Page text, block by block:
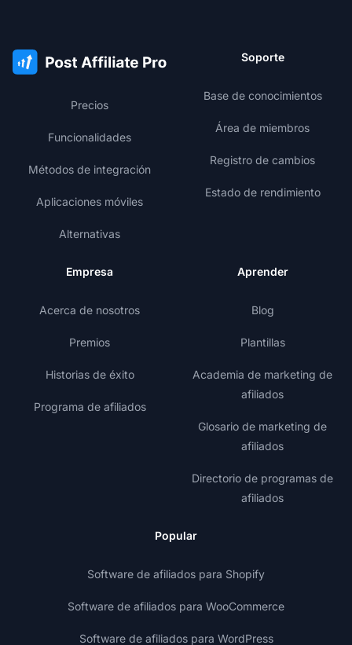
Precios
Funcionalidades
Métodos de integración
Aplicaciones móviles
Alternativas
Soporte
Base de conocimientos
Área de miembros
Registro de cambios
Estado de rendimiento
Empresa
Acerca de nosotros
Premios
Historias de éxito
Programa de afiliados
Aprender
Blog
Plantillas
Academia de marketing de
afiliados
Glosario de marketing de
afiliados
Directorio de programas de
afiliados
Popular
Software de afiliados para Shopify
Software de afiliados para WooCommerce
Software de afiliados para WordPress